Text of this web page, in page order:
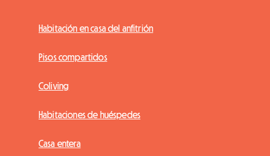
Habitación en casa del anfitrión
Pisos compartidos
Coliving
Habitaciones de huéspedes
Casa entera